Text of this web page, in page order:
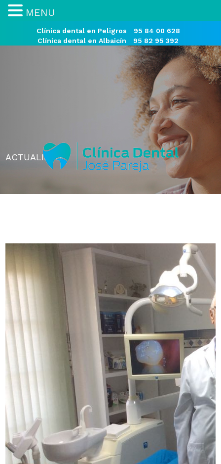
Clínica dental en Peligros
95 84 00 628
Clínica dental en Albaicín
95 82 95 392
ACTUALIDAD
MENU